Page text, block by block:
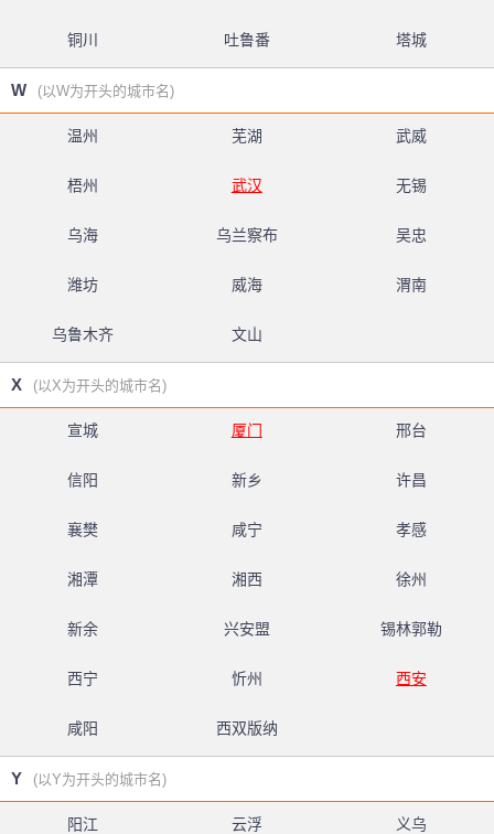
铜川 吐鲁番 塔城
W (以W为开头的城市名)
温州 芜湖 武威
梧州 武汉 无锡
乌海 乌兰察布 吴忠
潍坊 威海 渭南
乌鲁木齐 文山
X (以X为开头的城市名)
宣城 厦门 邢台
信阳 新乡 许昌
襄樊 咸宁 孝感
湘潭 湘西 徐州
新余 兴安盟 锡林郭勒
西宁 忻州 西安
咸阳 西双版纳
Y (以Y为开头的城市名)
阳江 云浮 义乌